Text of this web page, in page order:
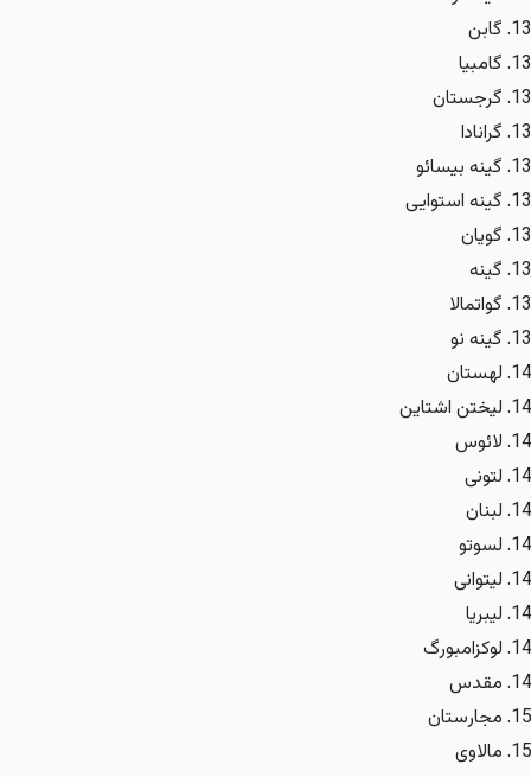
گابن
گامبیا
گرجستان
گرانادا
گینه بیسائو
گینه استوایی
گویان
گینه
گواتمالا
گینه نو
لهستان
لیختن اشتاین
لائوس
لتونی
لبنان
لسوتو
لیتوانی
لیبریا
لوکزامبورگ
مقدس
مجارستان
مالاوی